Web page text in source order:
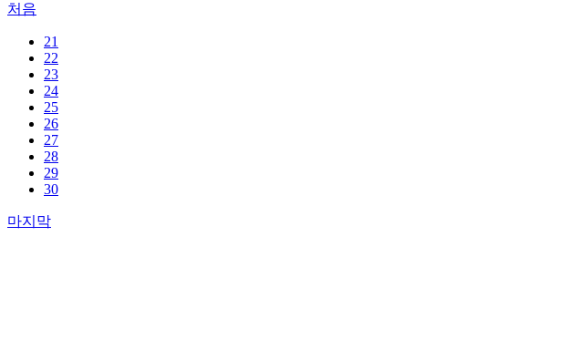
처음
21
22
23
24
25
26
27
28
29
30
마지막